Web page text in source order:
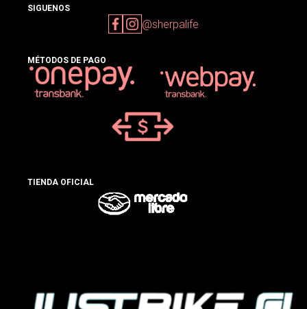
SIGUENOS
@sherpalife
MÉTODOS DE PAGO
TIENDA OFICIAL